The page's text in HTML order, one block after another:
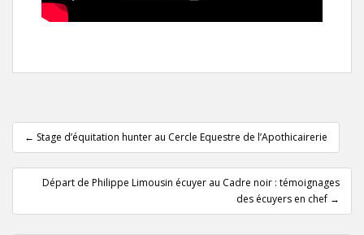
d'article
← Stage d’équitation hunter au Cercle Equestre de l’Apothicairerie
Départ de Philippe Limousin écuyer au Cadre noir : témoignages
des écuyers en chef →